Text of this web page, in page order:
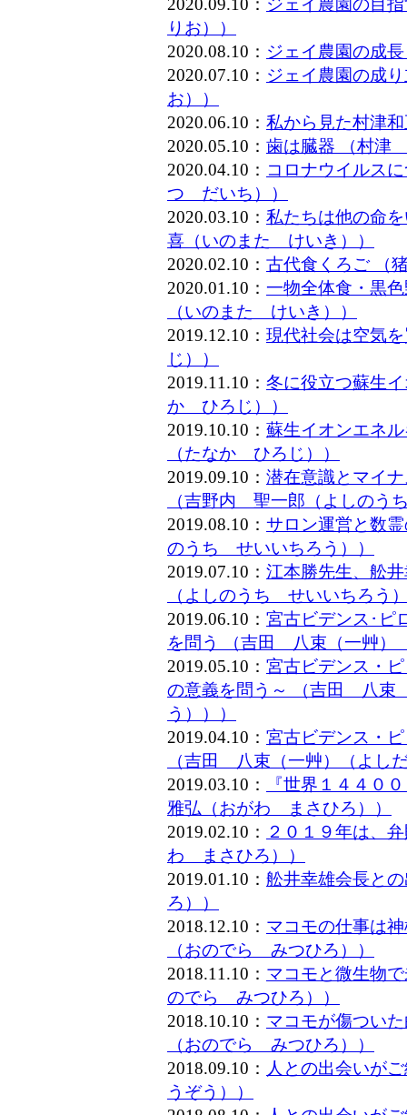
2020.09.10： ジェイ農園の目
りお））
2020.08.10： ジェイ農園の成
2020.07.10： ジェイ農園の成
お））
2020.06.10： 私から見た村津
2020.05.10： 歯は臓器 （村
2020.04.10： コロナウイルス
つ だいち））
2020.03.10： 私たちは他の命
喜（いのまた けいき））
2020.02.10： 古代食くろご （
2020.01.10： 一物全体食・黒
（いのまた けいき））
2019.12.10： 現代社会は空気
じ））
2019.11.10： 冬に役立つ蘇生
か ひろじ））
2019.10.10： 蘇生イオンエネ
（たなか ひろじ））
2019.09.10： 潜在意識とマイ
（吉野内 聖一郎（よしのう
2019.08.10： サロン運営と数
のうち せいいちろう））
2019.07.10： 江本勝先生、舩
（よしのうち せいいちろう
2019.06.10： 宮古ビデンス･ピ
を問う （吉田 八束（一艸）
2019.05.10： 宮古ビデンス・
の意義を問う～ （吉田 八束
う）））
2019.04.10： 宮古ビデンス・
（吉田 八束（一艸）（よし
2019.03.10：
『世界１４４０
雅弘（おがわ まさひろ））
2019.02.10：
２０１９年は、
わ まさひろ））
2019.01.10： 舩井幸雄会長と
ろ））
2018.12.10： マコモの仕事は
（おのでら みつひろ））
2018.11.10： マコモと微生物
のでら みつひろ））
2018.10.10： マコモが傷つい
（おのでら みつひろ））
2018.09.10： 人との出会いが
うぞう））